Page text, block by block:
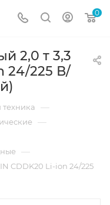
0
2,0 т 3,3
24/225 В/
техника —
—
—
CDDK20 Li-ion 24/225